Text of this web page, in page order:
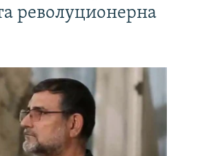
револуционерна